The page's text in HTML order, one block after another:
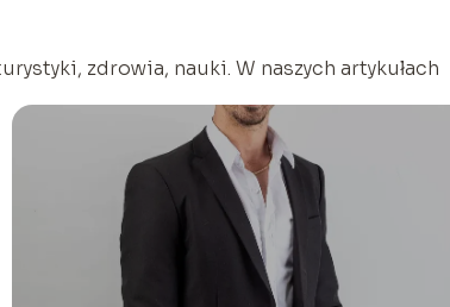
zdrowia, nauki. W naszych artykułach